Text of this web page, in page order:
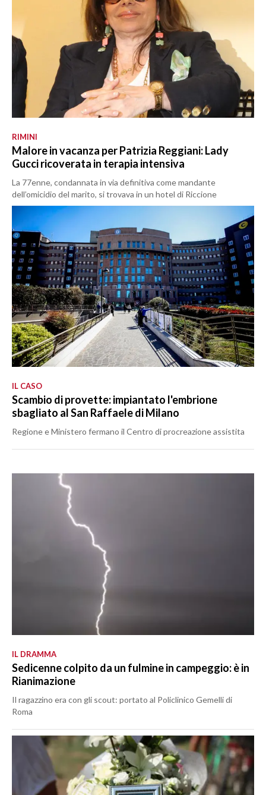
RIMINI
Malore in vacanza per Patrizia Reggiani: Lady
Gucci ricoverata in terapia intensiva
La 77enne, condannata in via definitiva come mandante
dell’omicidio del marito, si trovava in un hotel di Riccione
IL CASO
Scambio di provette: impiantato l'embrione
sbagliato al San Raffaele di Milano
Regione e Ministero fermano il Centro di procreazione assistita
IL DRAMMA
Sedicenne colpito da un fulmine in campeggio: è in
Rianimazione
Il ragazzino era con gli scout: portato al Policlinico Gemelli di
Roma